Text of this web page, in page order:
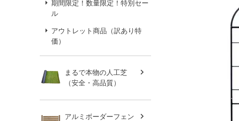
期間限定！数量限定！特別セー
ル
アウトレット商品（訳あり特
価）
まるで本物の人工芝
（安全・高品質）
アルミボーダーフェン